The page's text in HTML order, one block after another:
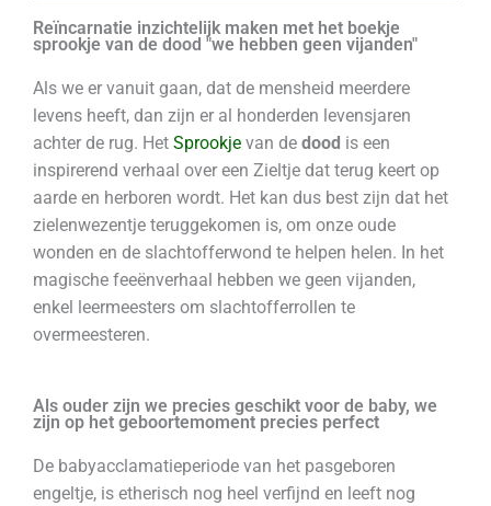
Reïncarnatie inzichtelijk maken met het boekje
sprookje van de dood "we hebben geen vijanden"
Als we er vanuit gaan, dat de mensheid meerdere
levens heeft, dan zijn er al honderden levensjaren
achter de rug. Het Sprookje van de dood is een
inspirerend verhaal over een Zieltje dat terug keert op
aarde en herboren wordt. Het kan dus best zijn dat het
zielenwezentje teruggekomen is, om onze oude
wonden en de slachtofferwond te helpen helen. In het
magische feeënverhaal hebben we geen vijanden,
enkel leermeesters om slachtofferrollen te
overmeesteren.
Als ouder zijn we precies geschikt voor de baby, we
zijn op het geboortemoment precies perfect
De babyacclamatieperiode van het pasgeboren
engeltje, is etherisch nog heel verfijnd en leeft nog